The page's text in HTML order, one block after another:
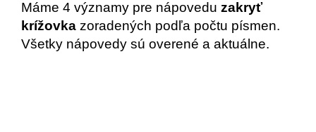
Máme 4 významy pre nápovedu zakryť
krížovka zoradených podľa počtu písmen.
Všetky nápovedy sú overené a aktuálne.